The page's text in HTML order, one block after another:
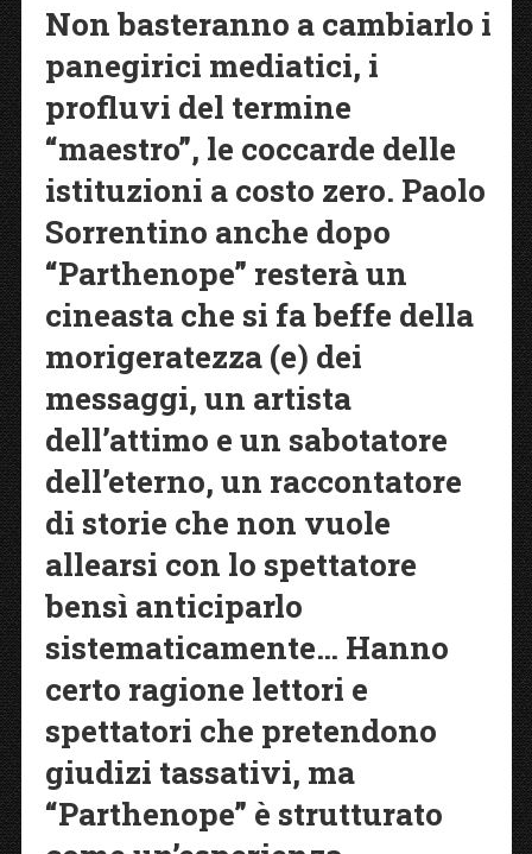
Non basteranno a cambiarlo i
panegirici mediatici, i
profluvi del termine
“maestro”, le coccarde delle
istituzioni a costo zero. Paolo
Sorrentino anche dopo
“Parthenope” resterà un
cineasta che si fa beffe della
morigeratezza (e) dei
messaggi, un artista
dell’attimo e un sabotatore
dell’eterno, un raccontatore
di storie che non vuole
allearsi con lo spettatore
bensì anticiparlo
sistematicamente… Hanno
certo ragione lettori e
spettatori che pretendono
giudizi tassativi, ma
“Parthenope” è strutturato